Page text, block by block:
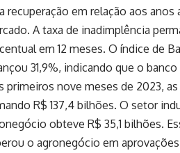
recuperação em relação aos
A taxa de inadimplência
em 12 meses. O índice de
31,9%, indicando que o
primeiros nove meses de 2023,
R$ 137,4 bilhões. O setor
obteve R$ 35,1 bilhões.
o agronegócio em